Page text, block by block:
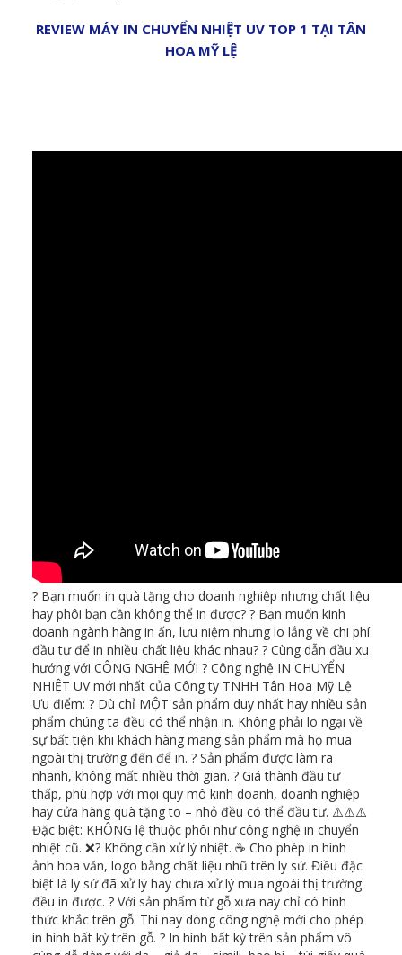
REVIEW MÁY IN CHUYỂN NHIỆT UV TOP 1 TẠI TÂN
HOA MỸ LỆ
? Bạn muốn in quà tặng cho doanh nghiệp nhưng chất liệu
hay phôi bạn cần không thể in được? ? Bạn muốn kinh
doanh ngành hàng in ấn, lưu niệm nhưng lo lắng về chi phí
đầu tư để in nhiều chất liệu khác nhau? ? Cùng dẫn đầu xu
hướng với CÔNG NGHỆ MỚI ? Công nghệ IN CHUYỂN
NHIỆT UV mới nhất của Công ty TNHH Tân Hoa Mỹ Lệ
Ưu điểm: ? Dù chỉ MỘT sản phẩm duy nhất hay nhiều sản
phẩm chúng ta đều có thể nhận in. Không phải lo ngại về
sự bất tiện khi khách hàng mang sản phẩm mà họ mua
ngoài thị trường đến để in. ? Sản phẩm được làm ra
nhanh, không mất nhiều thời gian. ? Giá thành đầu tư
thấp, phù hợp với mọi quy mô kinh doanh, doanh nghiệp
hay cửa hàng quà tặng to – nhỏ đều có thể đầu tư. ⚠️⚠️⚠️
Đặc biệt: KHÔNG lệ thuộc phôi như công nghệ in chuyển
nhiệt cũ. ❌? Không cần xử lý nhiệt. ☕ Cho phép in hình
ảnh hoa văn, logo bằng chất liệu nhũ trên ly sứ. Điều đặc
biệt là ly sứ đã xử lý hay chưa xử lý mua ngoài thị trường
đều in được. ? Với sản phẩm từ gỗ xưa nay chỉ có hình
thức khắc trên gỗ. Thì nay dòng công nghệ mới cho phép
in hình bất kỳ trên gỗ. ?️ In hình bất kỳ trên sản phẩm vô